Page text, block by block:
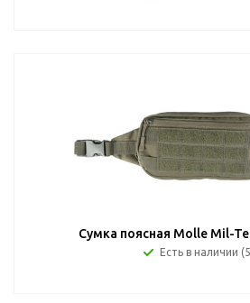
Сумка поясная Molle Mil-
Есть в наличии